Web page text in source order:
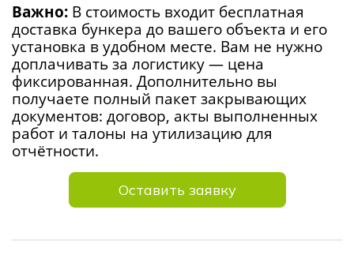
Важно: В стоимость входит бесплатная
доставка бункера до вашего объекта и его
установка в удобном месте. Вам не нужно
доплачивать за логистику — цена
фиксированная. Дополнительно вы
получаете полный пакет закрывающих
документов: договор, акты выполненных
работ и талоны на утилизацию для
отчётности.
Оставить заявку